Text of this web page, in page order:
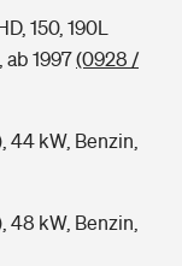
150, 190L
ab 1997(0928 /
44 kW, Benzin,
48 kW, Benzin,